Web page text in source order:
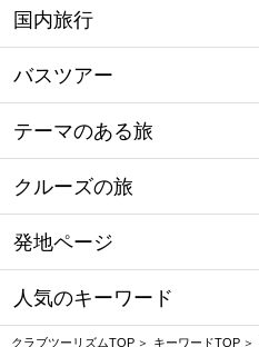
国内旅行
バスツアー
テーマのある旅
クルーズの旅
発地ページ
人気のキーワード
クラブツーリズムTOP キーワードTOP